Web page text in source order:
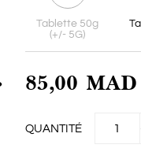
Collection Taxi
Tablette 50g
(+/- 5G)
85,00 MAD
QUANTITÉ